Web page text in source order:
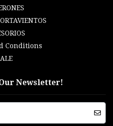
Conditions
Newsletter!